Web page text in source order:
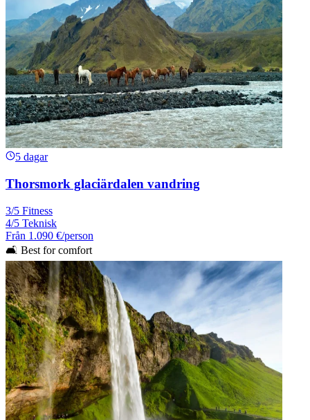
5 dagar
Thorsmork glaciärdalen vandring
3/5 Fitness
4/5 Teknisk
Från 1.090 €/person
🛋️ Best for comfort